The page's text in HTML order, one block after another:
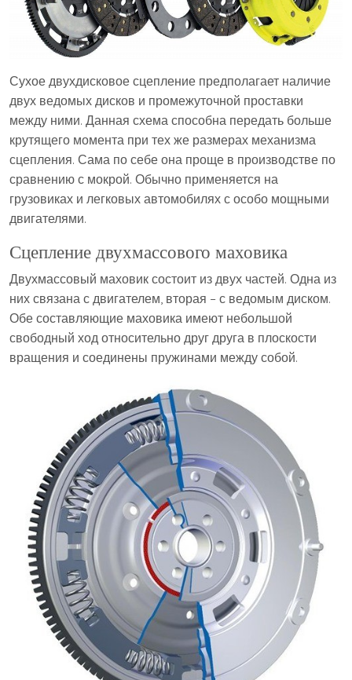
Сухое двухдисковое сцепление предполагает наличие
двух ведомых дисков и промежуточной проставки
между ними. Данная схема способна передать больше
крутящего момента при тех же размерах механизма
сцепления. Сама по себе она проще в производстве по
сравнению с мокрой. Обычно применяется на
грузовиках и легковых автомобилях с особо мощными
двигателями.
Сцепление двухмассового маховика
Двухмассовый маховик состоит из двух частей. Одна из
них связана с двигателем, вторая – с ведомым диском.
Обе составляющие маховика имеют небольшой
свободный ход относительно друг друга в плоскости
вращения и соединены пружинами между собой.